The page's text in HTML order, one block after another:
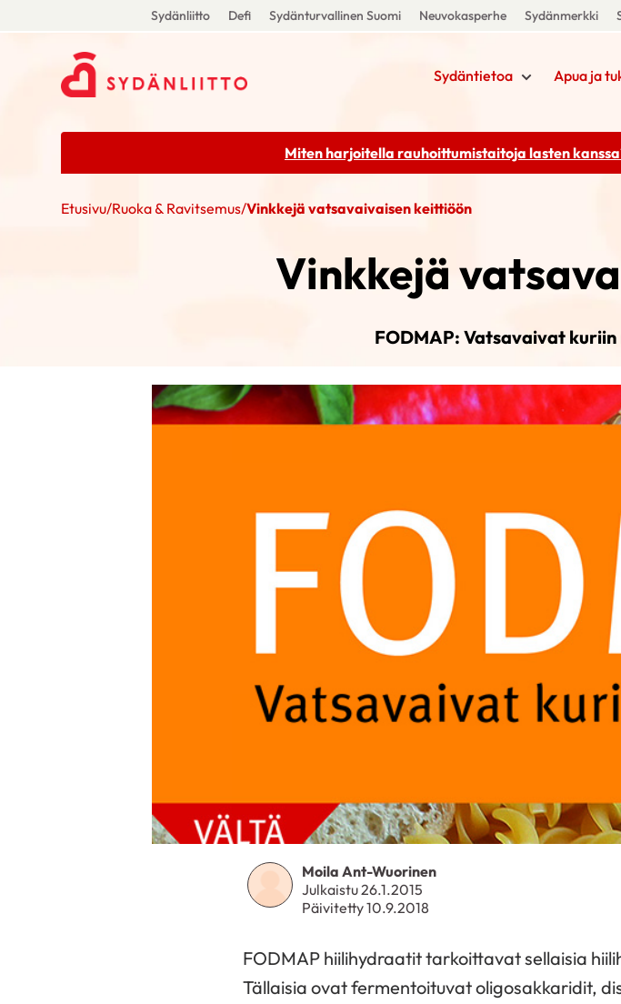
Sydänliitto Defi Sydänturvallinen Suomi Neuvokasperhe Sydänmerkki
Sydäntietoa Apua ja
Miten harjoitella rauhoittumistaitoja lasten
Etusivu/Ruoka & Ravitsemus/Vinkkejä vatsavaivaisen keittiöön
Vinkkejä
FODMAP: Vatsavaivat
Moila Ant-Wuorinen
Julkaistu 26.1.2015
Päivitetty 10.9.2018
FODMAP hiilihydraatit tarkoittavat sellaisia
Tällaisia ovat fermentoituvat oligosakkaridit,